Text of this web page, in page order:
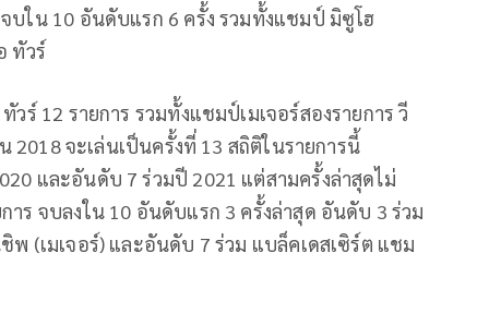
บใน 10 อันดับแรก 6 ครั้ง รวมทั้งแชมป์ มิซูโฮ
ทัวร์
ร์ 12 รายการ รวมทั้งแชมป์เมเจอร์สองรายการ วี
2018 จะเล่นเป็นครั้งที่ 13 สถิติในรายการนี้
และอันดับ 7 ร่วมปี 2021 แต่สามครั้งล่าสุดไม่
ร จบลงใน 10 อันดับแรก 3 ครั้งล่าสุด อันดับ 3 ร่วม
(เมเจอร์) และอันดับ 7 ร่วม แบล็คเดสเซิร์ต แชม